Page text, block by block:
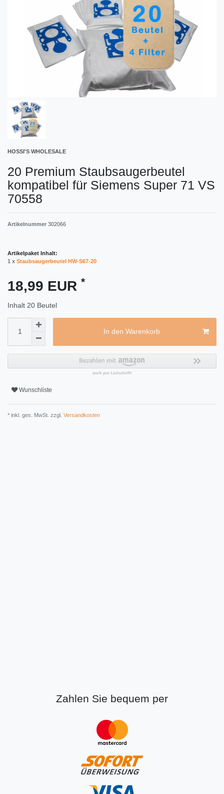
HOSSI'S WHOLESALE
20 Premium Staubsaugerbeutel
kompatibel für Siemens Super 71 VS
70558
Artikelnummer 302066
Artikelpaket Inhalt:
1 x Staubsaugerbeutel HW-S67-20
18,99 EUR *
Inhalt 20 Beutel
In den Warenkorb
Wunschliste
* inkl. ges. MwSt. zzgl. Versandkosten
Zahlen Sie bequem per